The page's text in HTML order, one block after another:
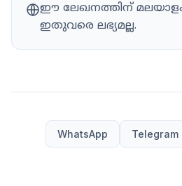
ഈ ലേഖനത്തിന് മലയാളം
ഇതുവരെ ലഭ്യമല്ല.
WhatsApp Telegram